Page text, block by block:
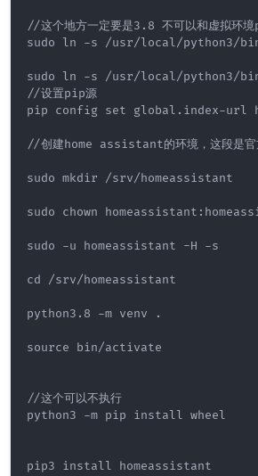
//这个地方一定要是3.8 不可以和虚拟环
sudo ln -s /usr/local/python3/
sudo ln -s /usr/local/python3/
//设置pip源
pip config set global.index-url
//创建home assistant的环境，这段是官
sudo mkdir /srv/homeassistant
sudo chown
sudo -u homeassistant -H -s
cd /srv/homeassistant
python3.8 -m venv .
source bin/activate
//这个可以不执行
python3 -m pip install wheel
pip3 install homeassistant